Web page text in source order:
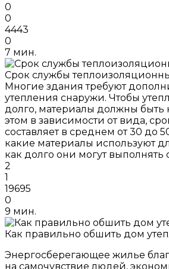
0
0
4443
0
7 мин.
Срок службы
Многие здания требуют
утепления снаружи. Чтобы
долго, материалы должны
этом в зависимости от вида,
составляет в среднем от 30 до
какие материалы используют
как долго они могут
2
1
19695
0
9 мин.
Как правильно обшить дом
Энергосберегающее жилье
на самочувствие людей,